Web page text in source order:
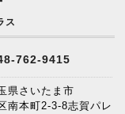
ス
762-9415
県さいたま市
南本町2-3-8志賀パレ